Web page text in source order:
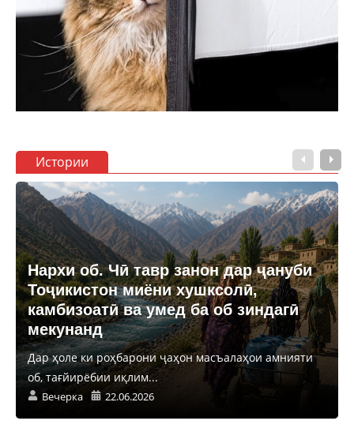
Истории
Нархи об. Чӣ тавр занон дар ҷануби
Тоҷикистон миёни хушксолӣ,
камбизоатӣ ва умед ба об зиндагӣ
мекунанд
Дар ҳоле ки роҳбарони ҷаҳон масъалаҳои амнияти
об, тағйирёбии иқлим...
Вечерка 22.06.2026